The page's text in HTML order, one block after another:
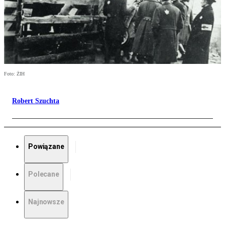
Foto: ŻIH
Robert Szuchta
Powiązane
Polecane
Najnowsze